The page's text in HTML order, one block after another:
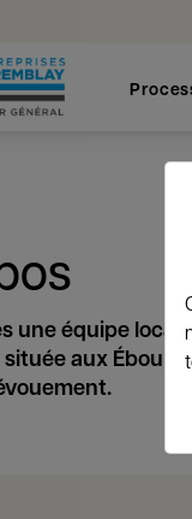
une équipe
aux